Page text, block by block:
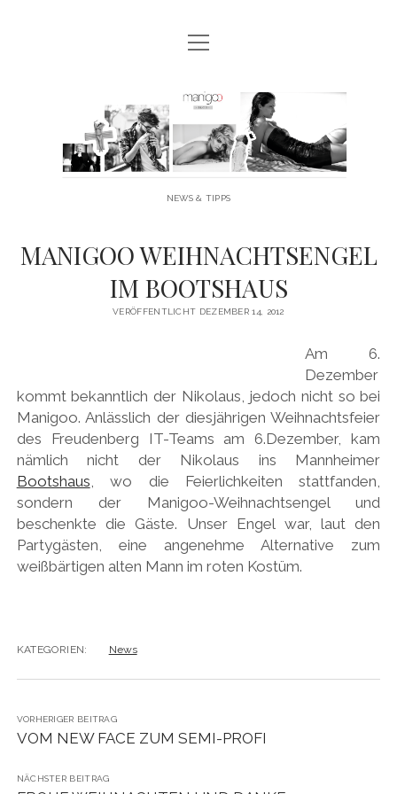
MANIGOO BLOG
MANIGOO MODELS
IMPRESSUM & DATENSCHUTZ
Menü
öffnen
Manigoo
NEWS & TIPPS
MANIGOO WEIHNACHTSENGEL
IM BOOTSHAUS
VERÖFFENTLICHT DEZEMBER 14, 2012
Am 6.
Dezember
kommt bekanntlich der Nikolaus, jedoch nicht so bei
Manigoo. Anlässlich der diesjährigen Weihnachtsfeier
des Freudenberg IT-Teams am 6.Dezember, kam
nämlich nicht der Nikolaus ins Mannheimer
Bootshaus , wo die Feierlichkeiten stattfanden,
sondern der Manigoo-Weihnachtsengel und
beschenkte die Gäste. Unser Engel war, laut den
Partygästen, eine angenehme Alternative zum
weißbärtigen alten Mann im roten Kostüm.
KATEGORIEN: News
VORHERIGER BEITRAG
VOM NEW FACE ZUM SEMI-PROFI
NÄCHSTER BEITRAG